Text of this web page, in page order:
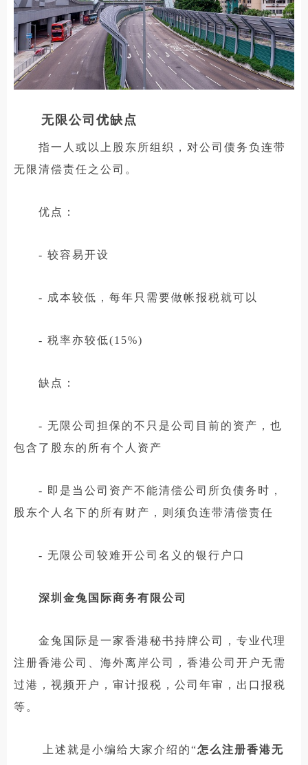
无限公司优缺点
指一人或以上股东所组织，对公司债务负连带
无限清偿责任之公司。
优点：
- 较容易开设
- 成本较低，每年只需要做帐报税就可以
- 税率亦较低(15%)
缺点：
- 无限公司担保的不只是公司目前的资产，也
包含了股东的所有个人资产
- 即是当公司资产不能清偿公司所负债务时，
股东个人名下的所有财产，则须负连带清偿责任
- 无限公司较难开公司名义的银行户口
深圳金兔国际商务有限公司
金兔国际是一家香港秘书持牌公司，专业代理
注册香港公司、海外离岸公司，香港公司开户无需
过港，视频开户，审计报税，公司年审，出口报税
等。
上述就是小编给大家介绍的“怎么注册香港无